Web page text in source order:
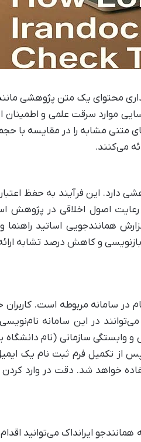
محتوای یک متن پژوهشی مانند
موارد سرقت علمی و
متنی مشابه را در مقایسه
می‌کنند.
این فرآیند به حفظ
رعایت اصول اخلاقی در
همانندجویی اساتید
و کاهش درصد تشابه
در سامانه مربوطه است.
در این سامانه نام‌نویسی
و وابستگی سازمانی (نام
از تکمیل فرم ثبت نام یک
خواهد شد. دقت در وارد
همانندجو ایرانداک می‌توانید